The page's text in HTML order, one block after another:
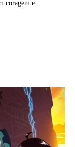
coragem e